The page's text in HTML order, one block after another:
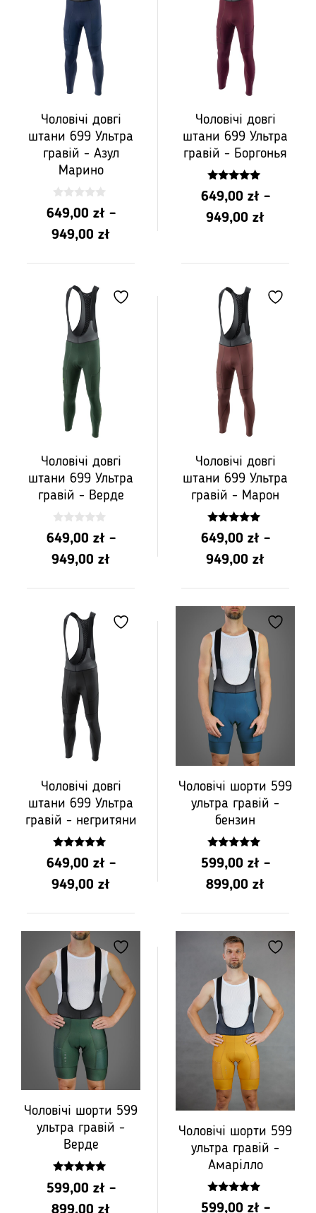
Чоловічі довгі
штани 699 Ультра
гравій - Азул
Марино
0
z
649,00 zł –
949,00 złДіапазон
PLN
Чоловічі довгі
штани 699 Ультра
гравій - Боргонья
5.00
z 5
649,00 zł –
949,00 zł
від
649,00
Чоловічі довгі
штани 699 Ультра
гравій - Верде
0
z
649,00 zł –
949,00 złДіапазон
PLN
Чоловічі довгі
штани 699 Ультра
гравій - Марон
5.00
z 5
649,00 zł –
949,00 zł
PLN
649,00
до
PLN
949,00
Чоловічі довгі
штани 699 Ультра
гравій - негритяни
5.00
z 5
649,00 zł –
949,00 złДіапазон
PLN
649,00
до
PLN
Чоловічі шорти 599
ультра гравій -
бензин
5.00
z 5
599,00 zł –
899,00 zł
PLN
до
PLN
899,00
Чоловічі шорти 599
ультра гравій -
Верде
5.00
z 5
599,00 zł –
899,00 złДіапазон
Чоловічі шорти 599
ультра гравій -
Амарілло
4.75
z 5
599,00 zł –